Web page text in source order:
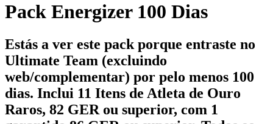
Pack Energizer 100 Dias
Estás a ver este pack porque entraste no
Ultimate Team (excluindo
web/complementar) por pelo menos 100
dias. Inclui 11 Itens de Atleta de Ouro
Raros, 82 GER ou superior, com 1